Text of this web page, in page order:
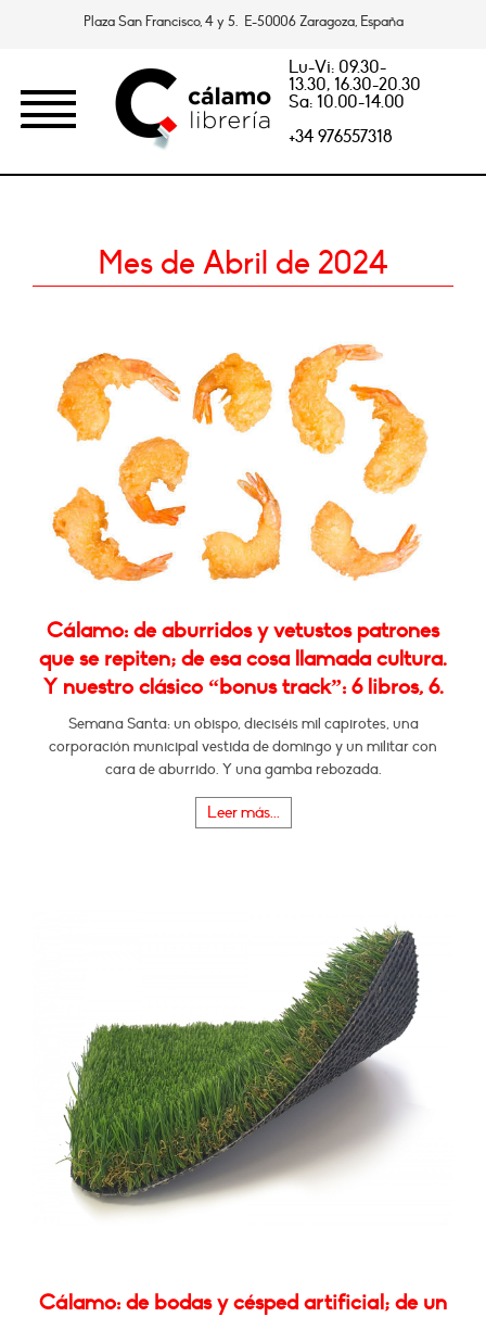
Plaza San Francisco, 4 y 5. E-50006 Zaragoza, España
Lu-Vi: 09.30-
13.30, 16.30-20.30
Sa: 10.00-14.00
+34 976557318
Mes de Abril de 2024
Cálamo: de aburridos y vetustos patrones
que se repiten; de esa cosa llamada cultura.
Y nuestro clásico “bonus track”: 6 libros, 6.
Semana Santa: un obispo, dieciséis mil capirotes, una
corporación municipal vestida de domingo y un militar con
cara de aburrido. Y una gamba rebozada.
Leer más...
Cálamo: de bodas y césped artificial; de un